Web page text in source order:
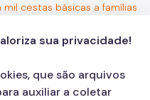
cestas básicas a famílias
quatro toneladas de
entrega de 700 mil cestas
sua privacidade!
que são arquivos
auxiliar a coletar